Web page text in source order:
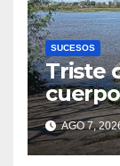
SUCESOS
Triste
club
AGO 7,